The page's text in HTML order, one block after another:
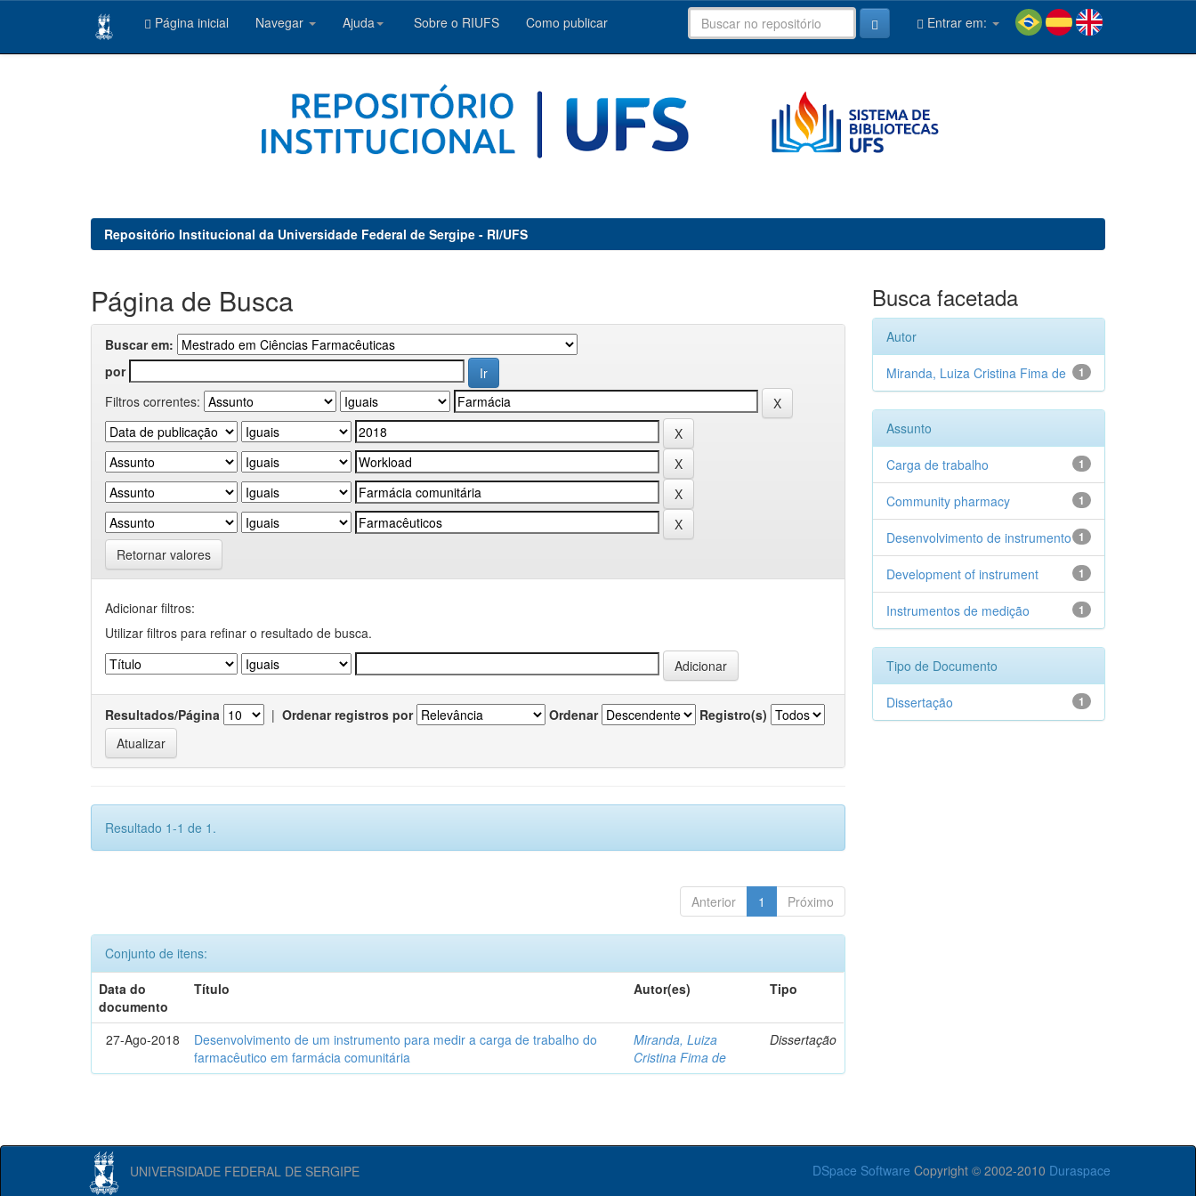
Página inicial Navegar Ajuda Sobre o RIUFS Como publicar Entrar em:
Repositório Institucional da Universidade Federal de Sergipe - RI/UFS
Página de Busca
Buscar em:
por
Filtros correntes:
Retornar valores
Adicionar filtros:
Utilizar filtros para refinar o resultado de busca.
Resultados/Página | Ordenar registros por Ordenar Registro(s)
Resultado 1-1 de 1.
Anterior 1 Próximo
Conjunto de itens:
Data do
documento
Título Autor(es) Tipo
27-Ago-2018
Desenvolvimento de um instrumento para medir a carga de trabalho do
farmacêutico em farmácia comunitária
Miranda, Luiza
Cristina Fima de
Dissertação
Busca facetada
Autor
1
Miranda, Luiza Cristina Fima de
Assunto
1
Carga de trabalho
1
Community pharmacy
1
Desenvolvimento de instrumento
1
Development of instrument
1
Instrumentos de medição
Tipo de Documento
1
Dissertação
UNIVERSIDADE FEDERAL DE SERGIPE DSpace Software Copyright © 2002-2010 Duraspace